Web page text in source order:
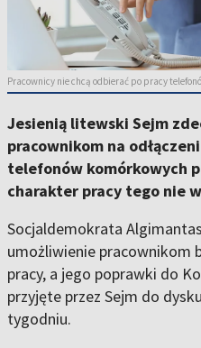
Pracownicy nie chcą odbierać po pracy
Jesienią litewski Sejm
pracownikom na
telefonów komórkowych
charakter pracy tego nie
Socjaldemokrata
umożliwienie pracownikom
pracy, a jego poprawki do
przyjęte przez Sejm do
tygodniu.